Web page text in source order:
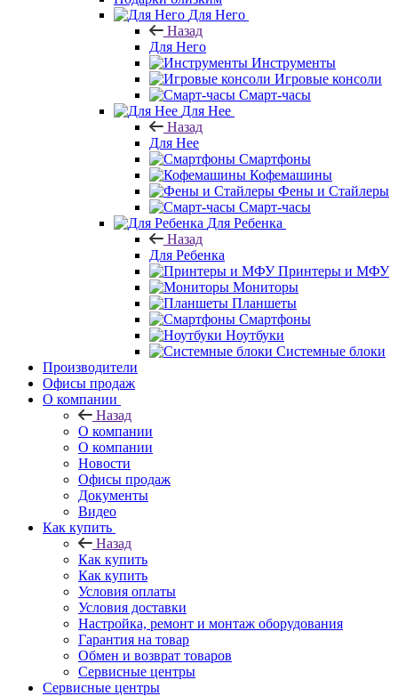
Для Него
Назад
Для Него
Инструменты
Игровые консоли
Смарт-часы
Для Нее
Назад
Для Нее
Смартфоны
Кофемашины
Фены и Стайлеры
Смарт-часы
Для Ребенка
Назад
Для Ребенка
Принтеры и МФУ
Мониторы
Планшеты
Смартфоны
Ноутбуки
Системные блоки
Производители
Офисы продаж
О компании
Назад
О компании
О компании
Новости
Офисы продаж
Документы
Видео
Как купить
Назад
Как купить
Как купить
Условия оплаты
Условия доставки
Настройка, ремонт и монтаж оборудования
Гарантия на товар
Обмен и возврат товаров
Сервисные центры
Сервисные центры